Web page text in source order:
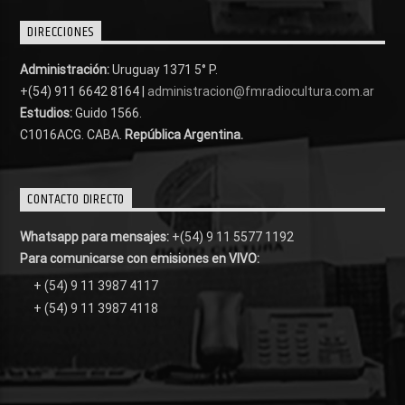
DIRECCIONES
Administración:Uruguay 1371 5° P.
+(54) 911 6642 8164 | administracion@fmradiocultura.com.ar
Estudios:Guido 1566.
C1016ACG . CABA. República Argentina.
CONTACTO DIRECTO
Whatsapp para mensajes: +(54) 9 11 5577 1192
Para comunicarse con emisiones en VIVO:
+ (54) 9 11 3987 4117
+ (54) 9 11 3987 4118